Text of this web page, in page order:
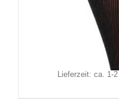
Erogance
Lieferzeit: ca. 1-